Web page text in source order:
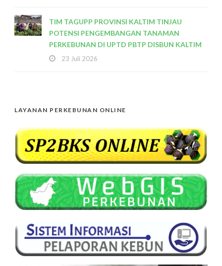
TIM TAGUPP PROVINSI KALTIM TINJAU
POTENSI PENGEMBANGAN TANAMAN
PERKEBUNAN DI UPTD PBTP DISBUN KALTIM
23 Juli 2026
LAYANAN PERKEBUNAN ONLINE